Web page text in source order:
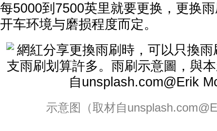
每5000到7500英里就要更换，更换
开车环境与磨损程度而定。
示意图（取材自